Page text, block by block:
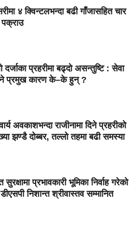
४ क्विन्टलभन्दा बढी गाँजासहित चार
दर्जाका प्रहरीमा बढ्दो असन्तुष्टि : सेवा
प्रमुख कारण के–के हुन् ?
अवकाशभन्दा राजीनामा दिने प्रहरीको
झण्डै दोब्बर, तल्लो तहमा बढी समस्या
सुरक्षामा प्रभावकारी भूमिका निर्वाह गरेको
निशान्त श्रीवास्तव सम्मानित